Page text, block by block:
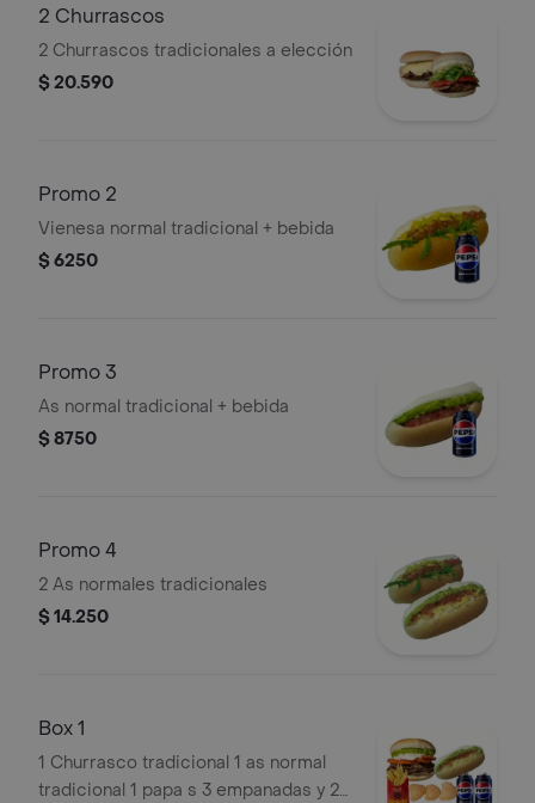
2 Churrascos
2 Churrascos tradicionales a elección
$ 20.590
Promo 2
Vienesa normal tradicional + bebida
$ 6250
Promo 3
As normal tradicional + bebida
$ 8750
Promo 4
2 As normales tradicionales
$ 14.250
Box 1
1 Churrasco tradicional 1 as normal
tradicional 1 papa s 3 empanadas y 2